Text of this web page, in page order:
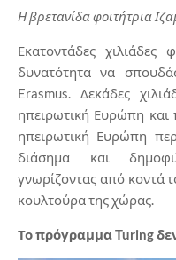
Η βρετανίδα φοιτήτρια
Εκατοντάδες
δυνατότητα να
Erasmus. Δεκάδες
ηπειρωτική Ευρώπη και
ηπειρωτική Ευρώπη
διάσημα και
γνωρίζοντας από κοντά
κουλτούρα της χώρας.
Το πρόγραμμαTuring